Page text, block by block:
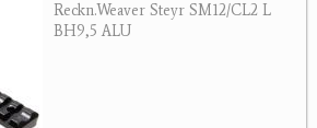
Reckn.Weaver Steyr SM12/CL2 L
BH9,5 ALU